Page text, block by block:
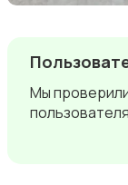
Мы
пользователя